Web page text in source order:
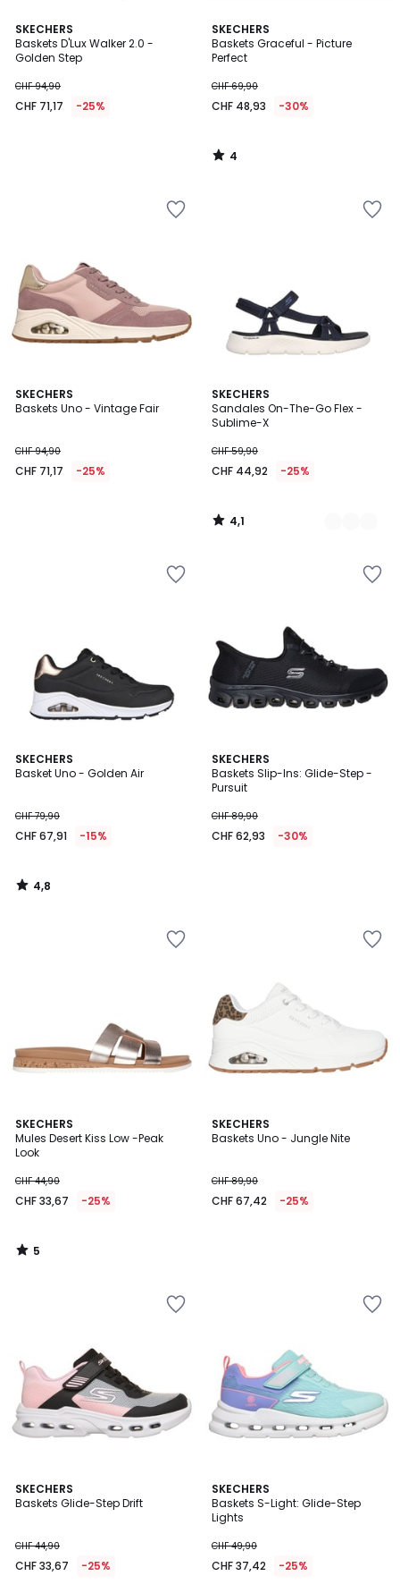
SKECHERS
Baskets D'Lux Walker 2.0 -
Golden Step
CHF 94,90
CHF 71,17 -25%
SKECHERS
Baskets Graceful - Picture
Perfect
CHF 69,90
CHF 48,93 -30%
4
/
5
4
/
SKECHERS
Baskets Uno - Vintage Fair
CHF 94,90
CHF 71,17 -25%
SKECHERS
Sandales On-The-Go Flex -
Sublime-X
CHF 59,90
CHF 44,92 -25%
4,1
/ 5
2
Couleurs
4,1
/
SKECHERS
Basket Uno - Golden Air
CHF 79,90
CHF 67,91 -15%
4,8
/ 5
4,8
/
SKECHERS
Baskets Slip-Ins: Glide-Step -
Pursuit
CHF 89,90
CHF 62,93 -30%
SKECHERS
Mules Desert Kiss Low -Peak
Look
CHF 44,90
CHF 33,67 -25%
5
/
5
5
/
SKECHERS
Baskets Uno - Jungle Nite
CHF 89,90
CHF 67,42 -25%
SKECHERS
Baskets Glide-Step Drift
CHF 44,90
CHF 33,67 -25%
SKECHERS
Baskets S-Light: Glide-Step
Lights
CHF 49,90
CHF 37,42 -25%